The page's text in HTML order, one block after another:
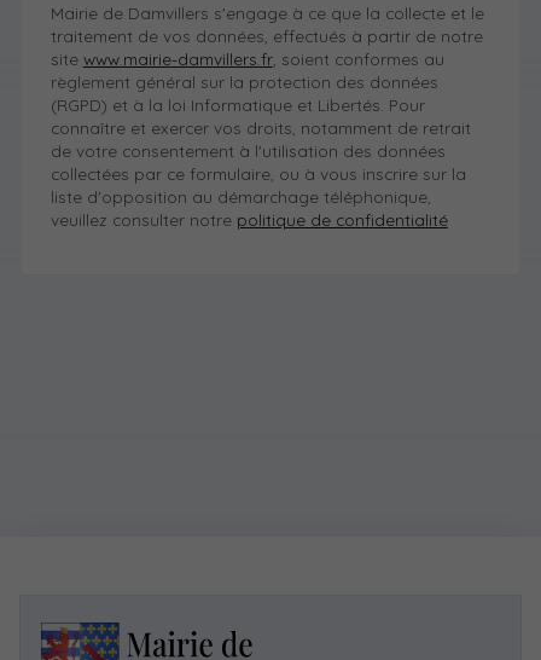
Mairie de Damvillers s'engage à ce que la collecte et le
traitement de vos données, effectués à partir de notre
site www.mairie-damvillers.fr, soient conformes au
règlement général sur la protection des données
(RGPD) et à la loi Informatique et Libertés. Pour
connaître et exercer vos droits, notamment de retrait
de votre consentement à l'utilisation des données
collectées par ce formulaire, ou à vous inscrire sur la
liste d'opposition au démarchage téléphonique,
veuillez consulter notre politique de confidentialité